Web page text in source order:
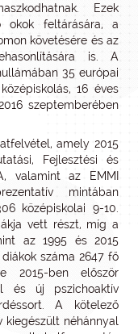
Ezek
okok feltárására, a
követésére és az
is. A
35 európai
16 éves
szeptemberében
amely 2015
Fejlesztési és
valamint az EMMI
mintában
középiskolai 9-10.
vett részt, míg a
az 1995 és 2015
száma 2647 fő
2015-ben először
és új pszichoaktív
A kötelező
kiegészült néhánnyal